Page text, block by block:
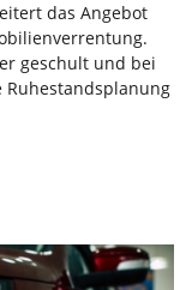
das Angebot
geschult und bei